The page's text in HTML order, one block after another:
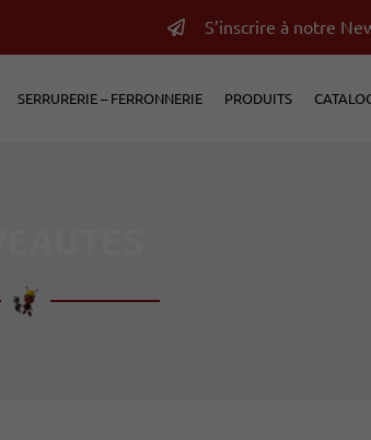
S’inscrire à notre
SERRURERIE – FERRONNERIE PRODUITS